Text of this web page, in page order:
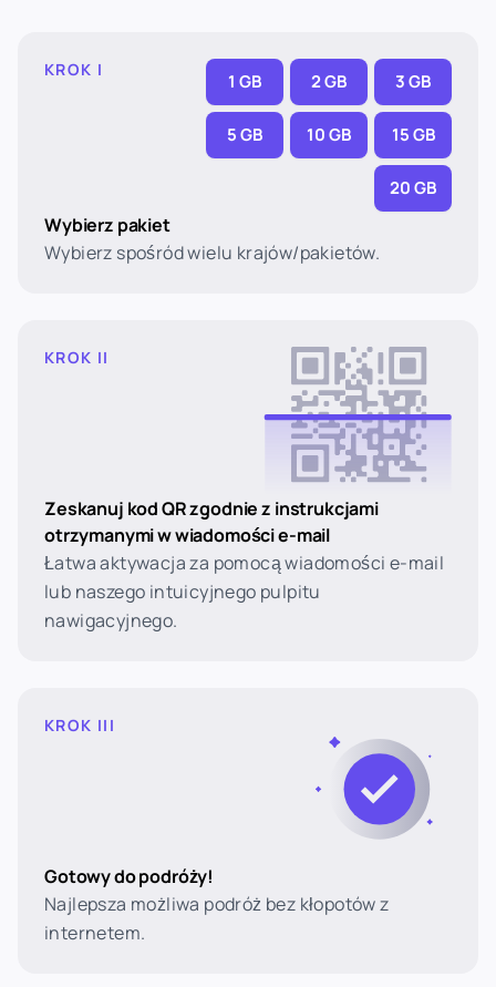
KROK I
1 GB 2 GB 3 GB
5 GB 10 GB 15 GB
20 GB
Wybierz pakiet
Wybierz spośród wielu krajów/pakietów.
KROK II
Zeskanuj kod QR zgodnie z instrukcjami
otrzymanymi w wiadomości e-mail
Łatwa aktywacja za pomocą wiadomości e-mail
lub naszego intuicyjnego pulpitu
nawigacyjnego.
KROK III
Gotowy do podróży!
Najlepsza możliwa podróż bez kłopotów z
internetem.